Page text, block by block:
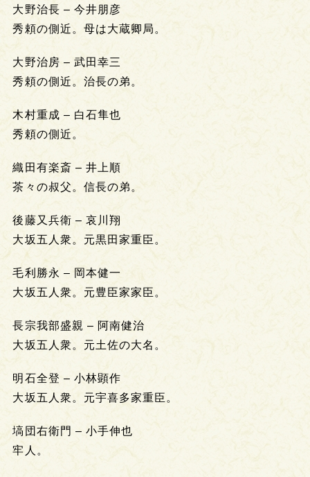
大野治長 – 今井朋彦
秀頼の側近。母は大蔵卿局。
大野治房 – 武田幸三
秀頼の側近。治長の弟。
木村重成 – 白石隼也
秀頼の側近。
織田有楽斎 – 井上順
茶々の叔父。信長の弟。
後藤又兵衛 – 哀川翔
大坂五人衆。元黒田家重臣。
毛利勝永 – 岡本健一
大坂五人衆。元豊臣家家臣。
長宗我部盛親 – 阿南健治
大坂五人衆。元土佐の大名。
明石全登 – 小林顕作
大坂五人衆。元宇喜多家重臣。
塙団右衛門 – 小手伸也
牢人。